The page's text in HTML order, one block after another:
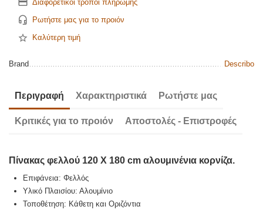
Διαφορετικοί τρόποι πληρωμής
Ρωτήστε μας για το προιόν
Καλύτερη τιμή
Brand Describo
Περιγραφή Χαρακτηριστικά Ρωτήστε μας
Κριτικές για το προιόν Αποστολές - Επιστροφές
Πίνακας φελλού 120 X 180 cm αλουμινένια κορνίζα.
Επιφάνεια: Φελλός
Υλικό Πλαισίου: Αλουμίνιο
Τοποθέτηση: Κάθετη και Οριζόντια